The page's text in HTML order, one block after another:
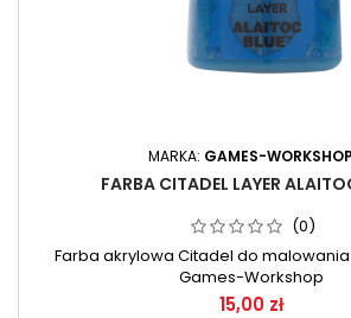
MARKA: GAMES-WORKSHOP
FARBA CITADEL LAYER
(0)
Farba akrylowa Citadel do
Games-Workshop
15,00 zł